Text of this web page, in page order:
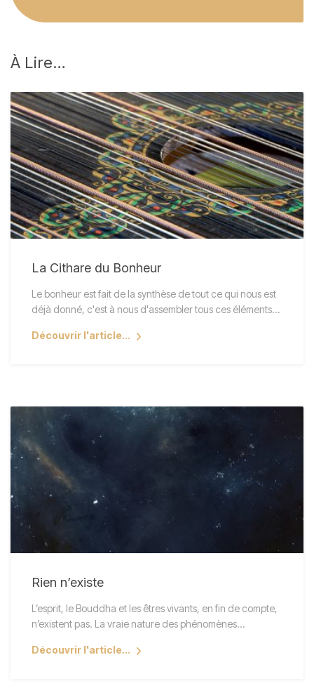
À Lire…
La Cithare du Bonheur
Le bonheur est fait de la synthèse de tout ce qui nous est
déjà donné, c'est à nous d'assembler tous ces éléments…
Découvrir l'article...
Rien n’existe
L’esprit, le Bouddha et les êtres vivants, en fin de compte,
n’existent pas. La vraie nature des phénomènes…
Découvrir l'article...